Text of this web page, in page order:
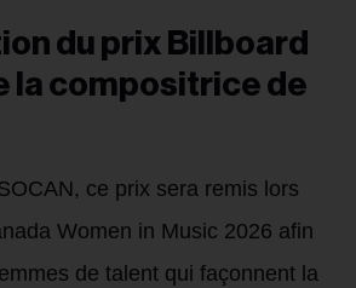
du prix Billboard
la compositrice de
ce prix sera remis lors
Women in Music 2026 afin
de talent qui façonnent la